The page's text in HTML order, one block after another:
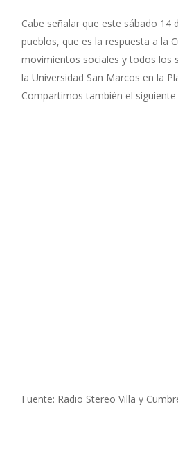
Cabe señalar que este sábado 14
pueblos, que es la respuesta a la
movimientos sociales y todos los
la Universidad San Marcos en la
Compartimos también el siguiente
Fuente: Radio Stereo Villa y